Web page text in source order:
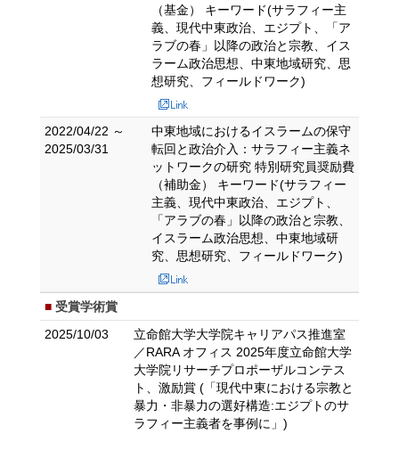
（基金） キーワード(サラフィー主
義、現代中東政治、エジプト、「ア
ラブの春」以降の政治と宗教、イス
ラーム政治思想、中東地域研究、思
想研究、フィールドワーク)
2022/04/22 ～
2025/03/31
中東地域におけるイスラームの保守
転回と政治介入：サラフィー主義ネ
ットワークの研究 特別研究員奨励費
（補助金） キーワード(サラフィー
主義、現代中東政治、エジプト、
「アラブの春」以降の政治と宗教、
イスラーム政治思想、中東地域研
究、思想研究、フィールドワーク)
受賞学術賞
2025/10/03
立命館大学大学院キャリアパス推進室
／RARA オフィス 2025年度立命館大学
大学院リサーチプロポーザルコンテス
ト、激励賞 (「現代中東における宗教と
暴力・非暴力の選好構造:エジプトのサ
ラフィー主義者を事例に」)